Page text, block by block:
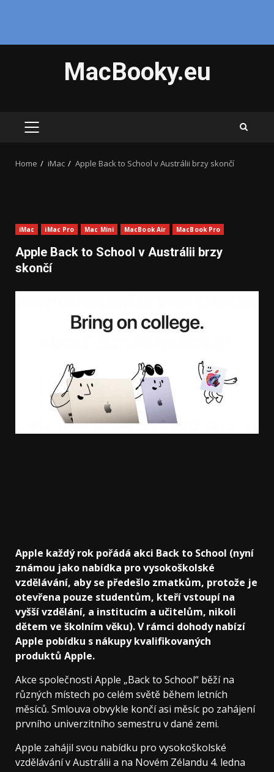
MacBooky.eu
PRIMARY
Home iMac Apple Back to School v Austrálii brzy skončí
iMac iMac Pro Mac Mini MacBook Air MacBook Pro
Apple Back to School v Austrálii brzy
skončí
Apple každý rok pořádá akci Back to School (nyní
známou jako nabídka pro vysokoškolské
vzdělávání, aby se předešlo zmatkům, protože je
otevřena pouze studentům, kteří vstoupí na
vyšší vzdělání, a institucím a učitelům, nikoli
dětem ve školním věku). V rámci dohody nabízí
Apple pobídku s nákupy kvalifikovaných
produktů Apple.
Akce společnosti Apple „Back to School“ běží na
různých místech po celém světě během letních
měsíců. Smlouva obvykle končí asi měsíc po zahájení
prvního univerzitního semestru v dané zemi.
Apple zahájil svou nabídku pro vysokoškolské
vzdělávání v Austrálii a na Novém Zélandu 4. ledna